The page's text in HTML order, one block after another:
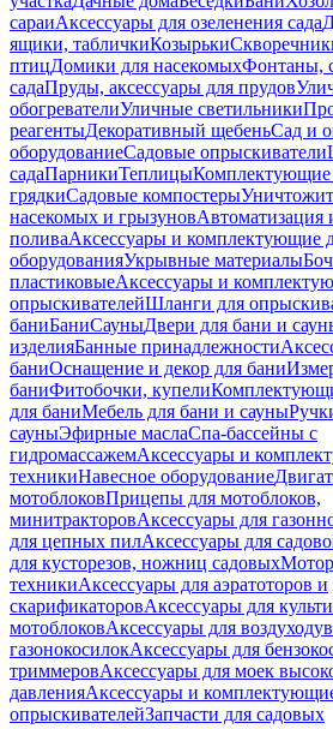
сараиАксессуары для озеленения сада
ящики, табличкиКозырьки
птицДомики для насекомыхФонтаны,
садаПруды, аксессуары для прудов
обогревателиУличные светильники
реагентыДекоративный щебеньСад и
оборудованиеСадовые опрыскиватели
садаПарникиТеплицыКомплектующие
грядкиСадовые компостеры
насекомых и грызуновАвтоматизация
поливаАксессуары и комплектующие
оборудованияУкрывные материалы
пластиковыеАксессуары и
опрыскивателейШланги для
баниБаниСауныДвери для бани и
изделияБанные принадлежности
баниОснащение и декор для бани
баниФитобочки, купели
для баниМебель для бани и сауны
сауныЭфирные маслаСпа-бассейны с
гидромассажемАксессуары и
техникиНавесное оборудование
мотоблоковПрицепы для мотоблоков,
минитракторовАксессуары для
для цепных пилАксессуары для
для кусторезов, ножниц садовых
техникиАксессуары для аэратоторов и
скарификаторовАксессуары для
мотоблоковАксессуары для
газонокосилокАксессуары для
триммеровАксессуары для моек
давленияАксессуары и
опрыскивателейЗапчасти для садовых